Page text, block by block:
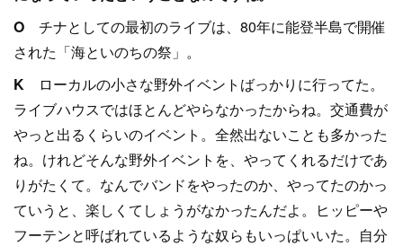
O チナとしての最初のライブは、80年に能登半島で開催
された「海といのちの祭」。
K ローカルの小さな野外イベントばっかりに行ってた。
ライブハウスではほとんどやらなかったからね。交通費が
やっと出るくらいのイベント。全然出ないことも多かった
ね。けれどそんな野外イベントを、やってくれるだけであ
りがたくて。なんでバンドをやったのか、やってたのかっ
ていうと、楽しくてしょうがなかったんだよ。ヒッピーや
フーテンと呼ばれているような奴らもいっぱいいた。自分